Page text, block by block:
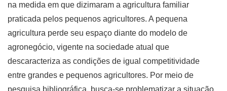
na medida em que dizimaram a agricultura familiar
praticada pelos pequenos agricultores. A pequena
agricultura perde seu espaço diante do modelo de
agronegócio, vigente na sociedade atual que
descaracteriza as condições de igual competitividade
entre grandes e pequenos agricultores. Por meio de